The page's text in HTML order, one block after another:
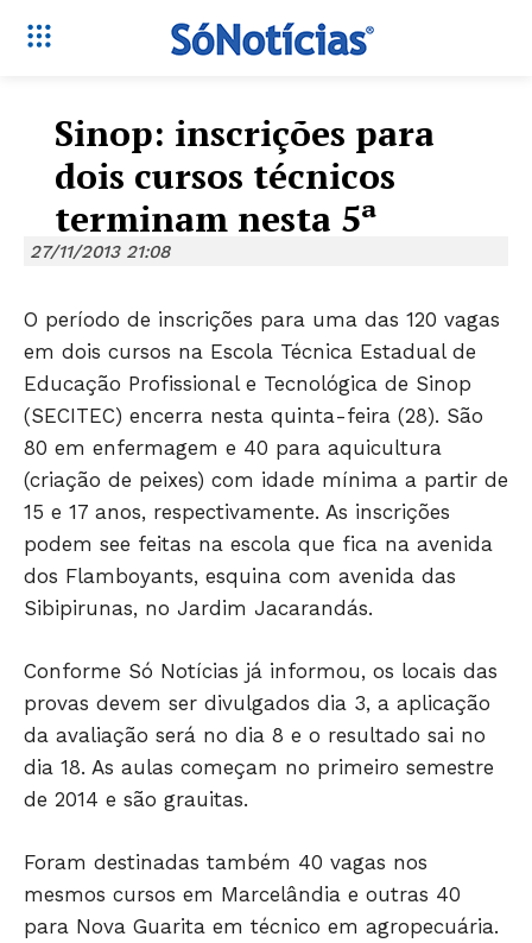
Só Notícias
Sinop: inscrições para
dois cursos técnicos
terminam nesta 5ª
27/11/2013 21:08
O período de inscrições para uma das 120 vagas
em dois cursos na Escola Técnica Estadual de
Educação Profissional e Tecnológica de Sinop
(SECITEC) encerra nesta quinta-feira (28). São
80 em enfermagem e 40 para aquicultura
(criação de peixes) com idade mínima a partir de
15 e 17 anos, respectivamente. As inscrições
podem see feitas na escola que fica na avenida
dos Flamboyants, esquina com avenida das
Sibipirunas, no Jardim Jacarandás.
Conforme Só Notícias já informou, os locais das
provas devem ser divulgados dia 3, a aplicação
da avaliação será no dia 8 e o resultado sai no
dia 18. As aulas começam no primeiro semestre
de 2014 e são grauitas.
Foram destinadas também 40 vagas nos
mesmos cursos em Marcelândia e outras 40
para Nova Guarita em técnico em agropecuária.